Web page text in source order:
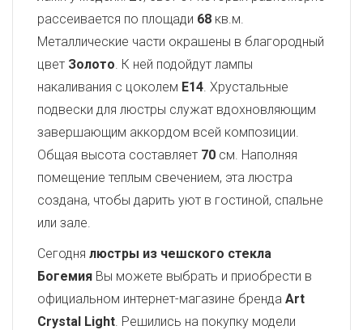
рассеивается по площади 68 кв.м.
Металлические части окрашены в благородный
цвет Золото. К ней подойдут лампы
накаливания с цоколем E14. Хрустальные
подвески для люстры служат вдохновляющим
завершающим аккордом всей композиции.
Общая высота составляет 70 см. Наполняя
помещение теплым свечением, эта люстра
создана, чтобы дарить уют в гостиной, спальне
или зале.
Сегодня люстры из чешского стекла
Богемия Вы можете выбрать и приобрести в
официальном интернет-магазине бренда Art
Crystal Light. Решились на покупку модели